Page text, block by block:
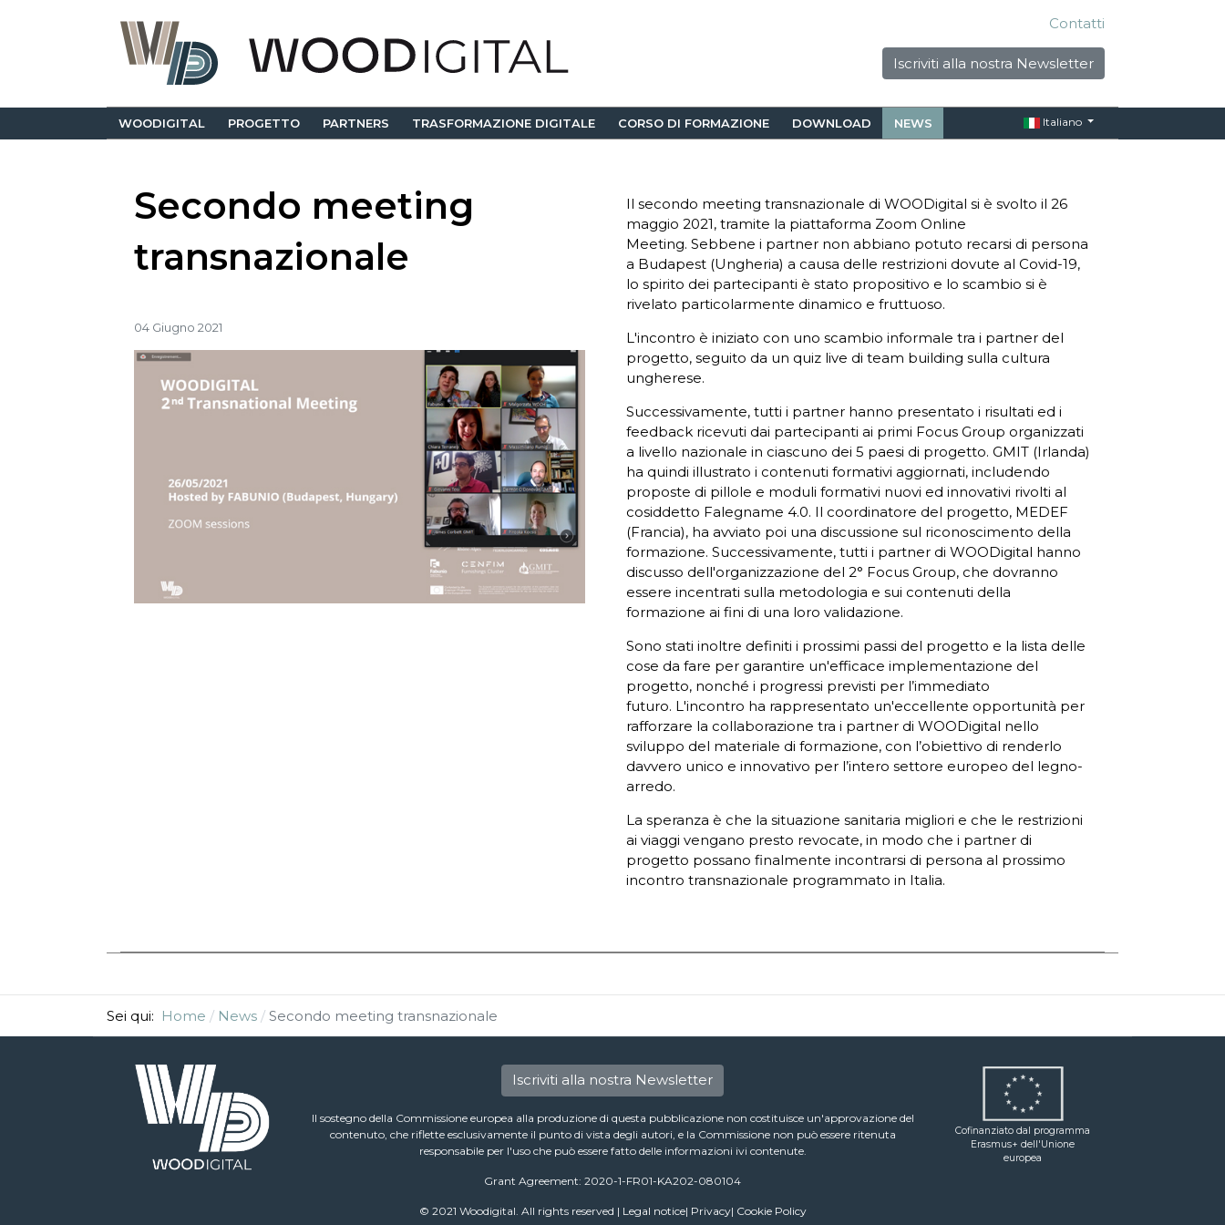
Contatti
Iscriviti alla nostra Newsletter
WOODIGITAL PROGETTO PARTNERS TRASFORMAZIONE DIGITALE CORSO DI FORMAZIONE DOWNLOAD NEWS Italiano
Secondo meeting
transnazionale
04 Giugno 2021
Il secondo meeting transnazionale di WOODigital si è svolto il 26
maggio 2021, tramite la piattaforma Zoom Online
Meeting. Sebbene i partner non abbiano potuto recarsi di persona
a Budapest (Ungheria) a causa delle restrizioni dovute al Covid-19,
lo spirito dei partecipanti è stato propositivo e lo scambio si è
rivelato particolarmente dinamico e fruttuoso.
L'incontro è iniziato con uno scambio informale tra i partner del
progetto, seguito da un quiz live di team building sulla cultura
ungherese.
Successivamente, tutti i partner hanno presentato i risultati ed i
feedback ricevuti dai partecipanti ai primi Focus Group organizzati
a livello nazionale in ciascuno dei 5 paesi di progetto. GMIT (Irlanda)
ha quindi illustrato i contenuti formativi aggiornati, includendo
proposte di pillole e moduli formativi nuovi ed innovativi rivolti al
cosiddetto Falegname 4.0. Il coordinatore del progetto, MEDEF
(Francia), ha avviato poi una discussione sul riconoscimento della
formazione. Successivamente, tutti i partner di WOODigital hanno
discusso dell'organizzazione del 2° Focus Group, che dovranno
essere incentrati sulla metodologia e sui contenuti della
formazione ai fini di una loro validazione.
Sono stati inoltre definiti i prossimi passi del progetto e la lista delle
cose da fare per garantire un'efficace implementazione del
progetto, nonché i progressi previsti per l’immediato
futuro. L'incontro ha rappresentato un'eccellente opportunità per
rafforzare la collaborazione tra i partner di WOODigital nello
sviluppo del materiale di formazione, con l’obiettivo di renderlo
davvero unico e innovativo per l’intero settore europeo del legno-
arredo.
La speranza è che la situazione sanitaria migliori e che le restrizioni
ai viaggi vengano presto revocate, in modo che i partner di
progetto possano finalmente incontrarsi di persona al prossimo
incontro transnazionale programmato in Italia.
Sei qui: Home News Secondo meeting transnazionale
Iscriviti alla nostra Newsletter
Il sostegno della Commissione europea alla produzione di questa pubblicazione non costituisce un'approvazione del
contenuto, che riflette esclusivamente il punto di vista degli autori, e la Commissione non può essere ritenuta
responsabile per l'uso che può essere fatto delle informazioni ivi contenute.
Grant Agreement: 2020-1-FR01-KA202-080104
© 2021 Woodigital. All rights reserved | Legal notice| Privacy| Cookie Policy
Cofinanziato dal programma
Erasmus+ dell'Unione
europea